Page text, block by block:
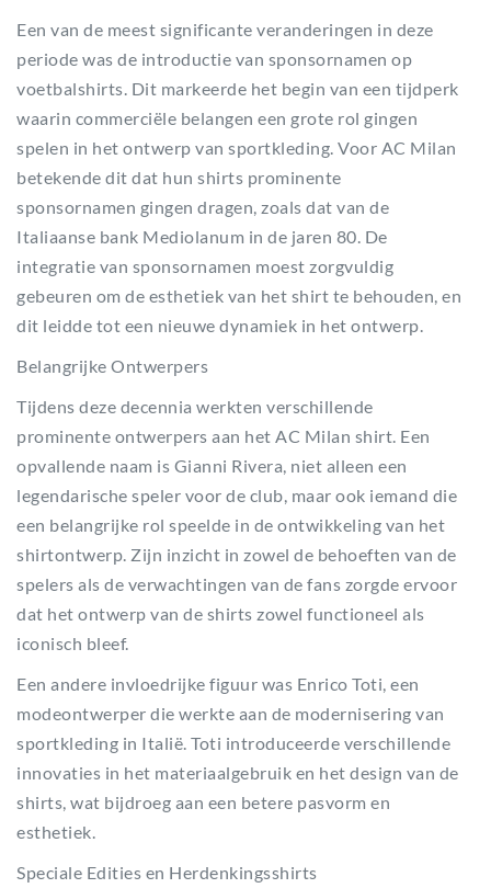
Een van de meest significante veranderingen in deze
periode was de introductie van sponsornamen op
voetbalshirts. Dit markeerde het begin van een tijdperk
waarin commerciële belangen een grote rol gingen
spelen in het ontwerp van sportkleding. Voor AC Milan
betekende dit dat hun shirts prominente
sponsornamen gingen dragen, zoals dat van de
Italiaanse bank Mediolanum in de jaren 80. De
integratie van sponsornamen moest zorgvuldig
gebeuren om de esthetiek van het shirt te behouden, en
dit leidde tot een nieuwe dynamiek in het ontwerp.
Belangrijke Ontwerpers
Tijdens deze decennia werkten verschillende
prominente ontwerpers aan het AC Milan shirt. Een
opvallende naam is Gianni Rivera, niet alleen een
legendarische speler voor de club, maar ook iemand die
een belangrijke rol speelde in de ontwikkeling van het
shirtontwerp. Zijn inzicht in zowel de behoeften van de
spelers als de verwachtingen van de fans zorgde ervoor
dat het ontwerp van de shirts zowel functioneel als
iconisch bleef.
Een andere invloedrijke figuur was Enrico Toti, een
modeontwerper die werkte aan de modernisering van
sportkleding in Italië. Toti introduceerde verschillende
innovaties in het materiaalgebruik en het design van de
shirts, wat bijdroeg aan een betere pasvorm en
esthetiek.
Speciale Edities en Herdenkingsshirts